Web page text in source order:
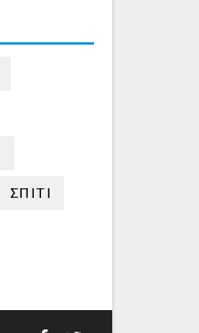
ΣΠΙΤΙ